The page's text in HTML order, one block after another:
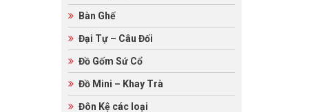
Bàn Ghế
Đại Tự – Câu Đối
Đồ Gốm Sứ Cổ
Đồ Mini – Khay Trà
Đôn Kệ các loại